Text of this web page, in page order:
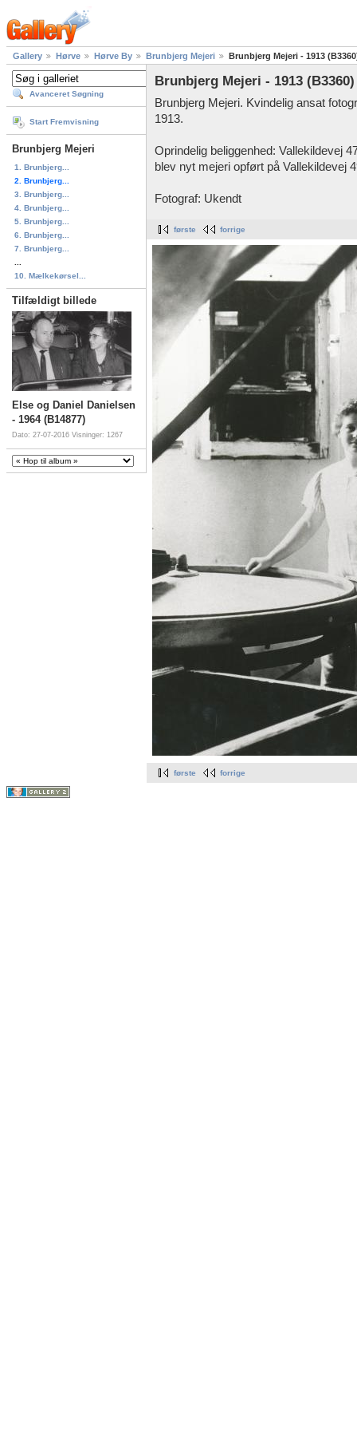
Gallery Hørve Hørve By Brunbjerg Mejeri Brunbjerg Mejeri - 1913
Avanceret Søgning
Start Fremvisning
Brunbjerg Mejeri
1. Brunbjerg...
2. Brunbjerg...
3. Brunbjerg...
4. Brunbjerg...
5. Brunbjerg...
6. Brunbjerg...
7. Brunbjerg...
10. Mælkekørsel...
Tilfældigt billede
Else og Daniel Danielsen
- 1964 (B14877)
Dato: 27-07-2016 Visninger: 1267
Brunbjerg Mejeri - 1913 (B3360)
Brunbjerg Mejeri. Kvindelig ansat
1913.
Oprindelig beliggenhed: Vallekildevej
blev nyt mejeri opført på Vallekildevej
Fotograf: Ukendt
første forrige
første forrige